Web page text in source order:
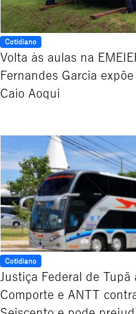
Cotidiano
Volta às aulas na
Fernandes Garcia
Caio Aoqui
Cotidiano
Justiça Federal de Tupã
Comporte e ANTT